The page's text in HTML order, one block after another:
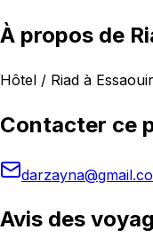
À propos de
Hôtel / Riad à
Contacter ce
Avis des